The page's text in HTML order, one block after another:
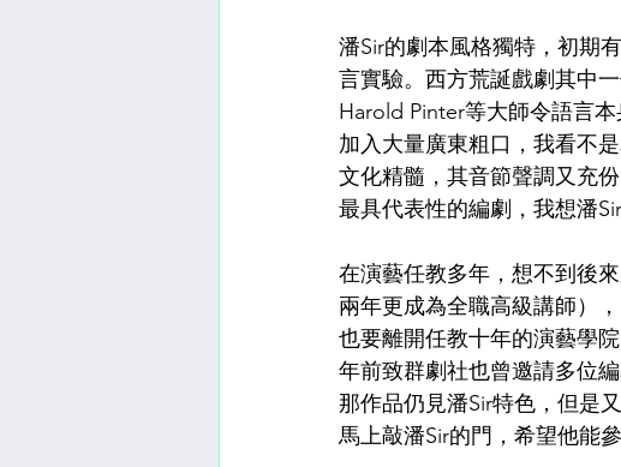
潘Sir的劇本風格獨特，初期
言實驗。西方荒誕戲劇其中
Harold Pinter等大師令語言
加入大量廣東粗口，我看不
文化精髓，其音節聲調又充
最具代表性的編劇，我想潘
在演藝任教多年，想不到後
兩年更成為全職高級講師）
也要離開任教十年的演藝學
年前致群劇社也曾邀請多位
那作品仍見潘Sir特色，但是
馬上敲潘Sir的門，希望他能參